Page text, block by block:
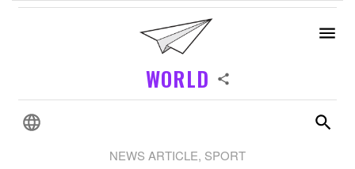
WORLD
NEWS ARTICLE, SPORT